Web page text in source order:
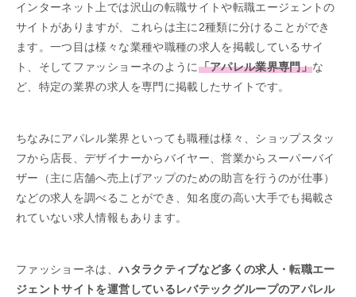
インターネット上では沢山の転職サイトや転職エージェントの
サイトがありますが、これらは主に2種類に分けることができ
ます。一つ目は様々な業種や職種の求人を掲載しているサイ
ト、そしてファッショーネのように「アパレル業界専門」な
ど、特定の業界の求人を専門に掲載したサイトです。
ちなみにアパレル業界といっても職種は様々、ショップスタッ
フから店長、デザイナーからバイヤー、営業からスーパーバイ
ザー（主に店舗へ売上げアップのための助言を行うのが仕事）
などの求人を調べることができ、知名度の高い大手でも掲載さ
れていない求人情報もあります。
ファッショーネは、ハタラクティブなど多くの求人・転職エー
ジェントサイトを運営しているレバテックグループのアパレル